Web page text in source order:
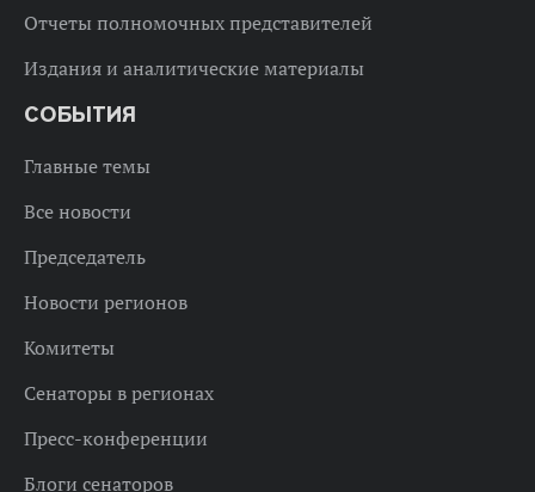
Отчеты полномочных представителей
Издания и аналитические материалы
СОБЫТИЯ
Главные темы
Все новости
Председатель
Новости регионов
Комитеты
Сенаторы в регионах
Пресс-конференции
Блоги сенаторов